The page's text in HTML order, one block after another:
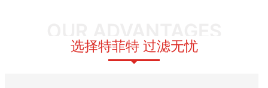
选择特菲特 过滤无忧